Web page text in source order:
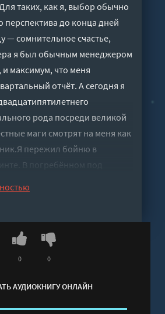
таких, как я, выбор обычно
до конца дней
— сомнительное счастье,
я был обычным менеджером
и максимум, что меня
отчёт. А сегодня я
рода посреди великой
маги смотрят на меня как
пережил бойню в
В погребённом под
первое правило пустыни:
не стань чудовищем сам.
"Император песчаных
АУДИОКНИГУ ОНЛАЙН
0 0